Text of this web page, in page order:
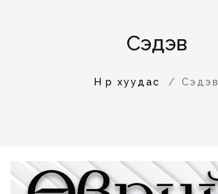
Сэдэв
Нүүр хуудас Сэдэв